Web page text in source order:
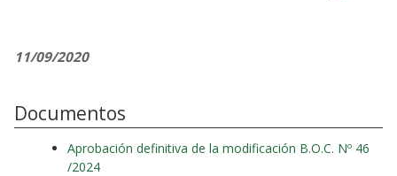
11/09/2020
Documentos
Aprobación definitiva de la modificación B.O.C. Nº 46
/2024